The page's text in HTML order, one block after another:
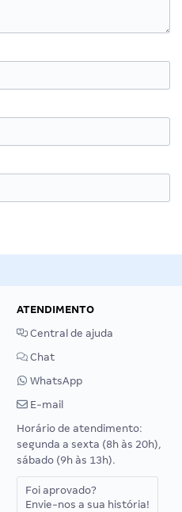
ATENDIMENTO
Central de ajuda
Chat
WhatsApp
E-mail
Horário de atendimento:
segunda a sexta (8h às 20h),
sábado (9h às 13h).
Foi aprovado?
Envie-nos a sua história!